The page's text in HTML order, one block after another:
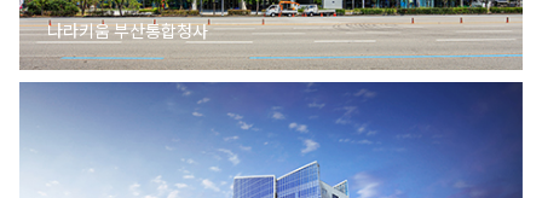
나라키움 부산통합청사